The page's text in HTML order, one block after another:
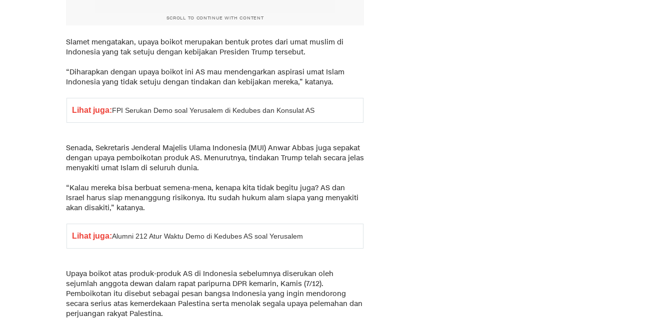
SCROLL TO CONTINUE WITH CONTENT
Slamet mengatakan, upaya boikot merupakan bentuk protes dari umat muslim di
Indonesia yang tak setuju dengan kebijakan Presiden Trump tersebut.
“Diharapkan dengan upaya boikot ini AS mau mendengarkan aspirasi umat Islam
Indonesia yang tidak setuju dengan tindakan dan kebijakan mereka,” katanya.
Lihat juga:FPI Serukan Demo soal Yerusalem di Kedubes dan Konsulat AS
Senada, Sekretaris Jenderal Majelis Ulama Indonesia (MUI) Anwar Abbas juga sepakat
dengan upaya pemboikotan produk AS. Menurutnya, tindakan Trump telah secara jelas
menyakiti umat Islam di seluruh dunia.
“Kalau mereka bisa berbuat semena-mena, kenapa kita tidak begitu juga? AS dan
Israel harus siap menanggung risikonya. Itu sudah hukum alam siapa yang menyakiti
akan disakiti,” katanya.
Lihat juga:Alumni 212 Atur Waktu Demo di Kedubes AS soal Yerusalem
Upaya boikot atas produk-produk AS di Indonesia sebelumnya diserukan oleh
sejumlah anggota dewan dalam rapat paripurna DPR kemarin, Kamis (7/12).
Pemboikotan itu disebut sebagai pesan bangsa Indonesia yang ingin mendorong
secara serius atas kemerdekaan Palestina serta menolak segala upaya pelemahan dan
perjuangan rakyat Palestina.